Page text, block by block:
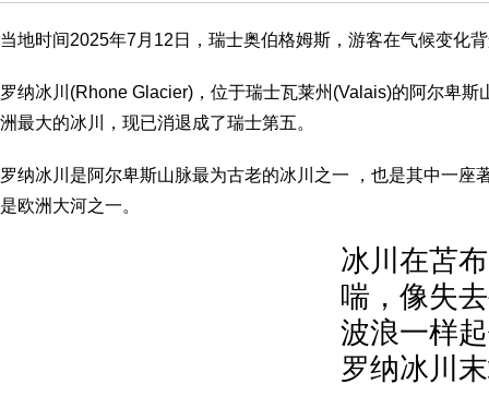
当地时间2025年7月12日，瑞士奥伯格姆斯，游客在气候变化
罗纳冰川(Rhone Glacier)，位于瑞士瓦莱州(Valais)的阿尔卑斯
洲最大的冰川，现已消退成了瑞士第五。
罗纳冰川是阿尔卑斯山脉最为古老的冰川之一 ，也是其中一座
是欧洲大河之一。
冰川在苫
喘，像失
波浪一样
罗纳冰川